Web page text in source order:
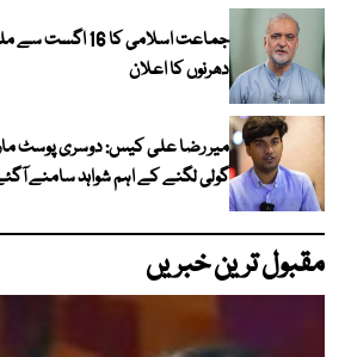
جماعت اسلامی کا
دھرنوں کا اعلان
میر رضا علی کیس: دوسری پوسٹ
گولی لگنے کے اہم شواہد سامنے
مقبول ترین خبریں